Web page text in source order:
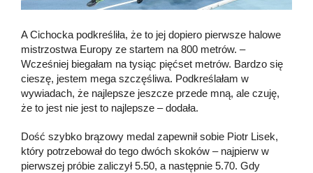
A Cichocka podkreśliła, że to jej dopiero pierwsze halowe
mistrzostwa Europy ze startem na 800 metrów. –
Wcześniej biegałam na tysiąc pięćset metrów. Bardzo się
cieszę, jestem mega szczęśliwa. Podkreślałam w
wywiadach, że najlepsze jeszcze przede mną, ale czuję,
że to jest nie jest to najlepsze – dodała.
Dość szybko brązowy medal zapewnił sobie Piotr Lisek,
który potrzebował do tego dwóch skoków – najpierw w
pierwszej próbie zaliczył 5.50, a następnie 5.70. Gdy